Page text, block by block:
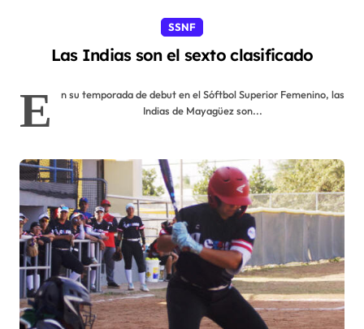
SSNF
Las Indias son el sexto clasificado
E
n su temporada de debut en el Sóftbol Superior Femenino, las
Indias de Mayagüez son...